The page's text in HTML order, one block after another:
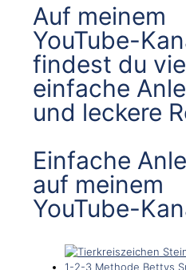
Auf meinem
YouTube-
findest du
einfache
und leckere
Einfache
auf meinem
YouTube-